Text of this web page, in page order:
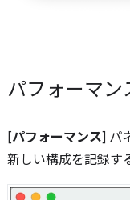
パフォーマ
[パフォーマンス] パ
新しい構成を記録す